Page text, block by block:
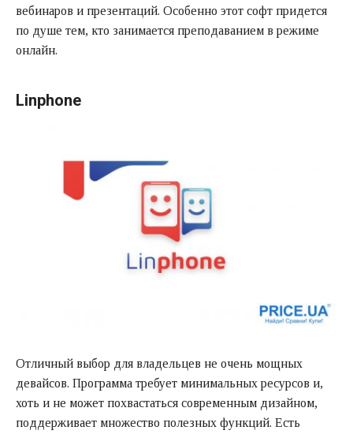
вебинаров и презентаций. Особенно этот софт придется
по душе тем, кто занимается преподаванием в режиме
онлайн.
Linphone
Отличный выбор для владельцев не очень мощных
девайсов. Программа требует минимальных ресурсов и,
хоть и не может похвастаться современным дизайном,
поддерживает множество полезных функций. Есть